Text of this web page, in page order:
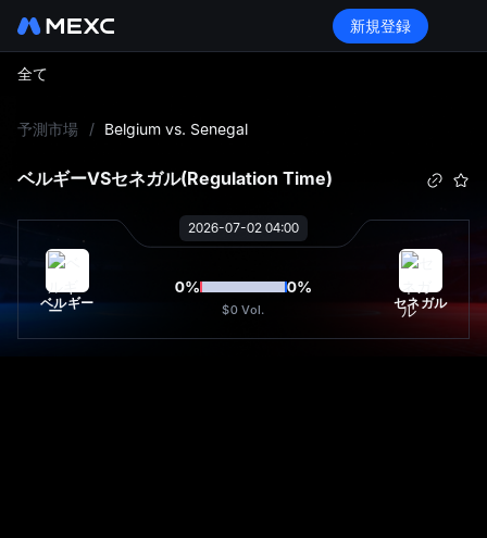
新規登録
全て
予測市場 / Belgium vs. Senegal
ベルギーVSセネガル(Regulation Time)
2026-07-02 04:00
ベルギー
0% 0%
$0 Vol. セネガル